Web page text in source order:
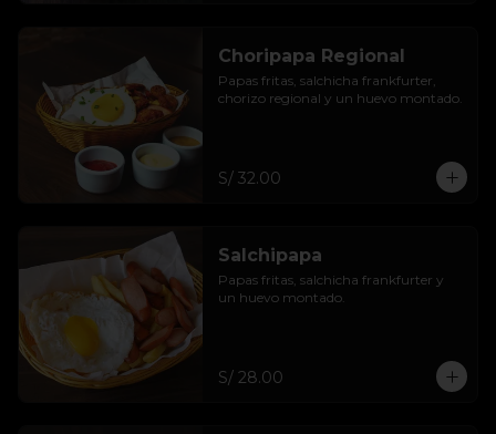
Choripapa Regional
Papas fritas, salchicha frankfurter,
chorizo regional y un huevo montado.
S/ 32.00
Salchipapa
Papas fritas, salchicha frankfurter y
un huevo montado.
S/ 28.00